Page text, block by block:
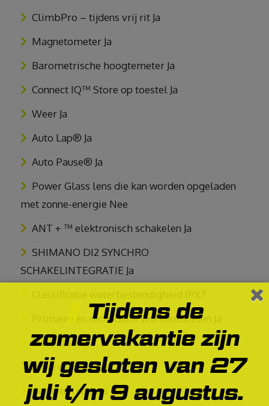
ClimbPro – tijdens vrij rit Ja
Magnetometer Ja
Barometrische hoogtemeter Ja
Connect IQ™ Store op toestel Ja
Weer Ja
Auto Lap® Ja
Auto Pause® Ja
Power Glass lens die kan worden opgeladen
met zonne-energie Nee
ANT + ™ elektronisch schakelen Ja
SHIMANO DI2 SYNCHRO
SCHAKELINTEGRATIE Ja
Primaire en secundaire workoutdoelen Ja
Fiets alarm Ja
Kleurenscherm Ja
Gemeten cadans Nee
Tijdens de
zomervakantie zijn
wij gesloten van 27
juli t/m 9 augustus.